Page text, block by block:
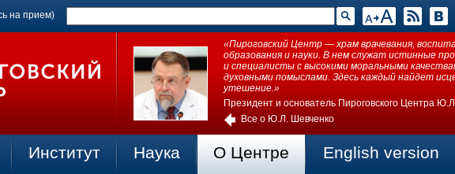
на прием)
«Пироговский Центр — храм врачевания,
образования и науки. В нем служат истинные
и специалисты с высокими моральными
духовными помыслами. Здесь каждый найдет
утешение.»
Президент и основатель Пироговского Центра
Все о Ю.Л. Шевченко
Институт Наука О Центре English version